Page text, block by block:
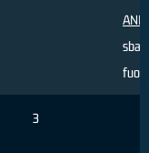
fuori
3